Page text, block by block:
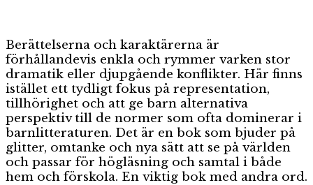
Berättelserna och karaktärerna är
förhållandevis enkla och rymmer varken stor
dramatik eller djupgående konflikter. Här finns
istället ett tydligt fokus på representation,
tillhörighet och att ge barn alternativa
perspektiv till de normer som ofta dominerar i
barnlitteraturen. Det är en bok som bjuder på
glitter, omtanke och nya sätt att se på världen
och passar för högläsning och samtal i både
hem och förskola. En viktig bok med andra ord.